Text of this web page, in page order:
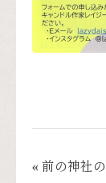
« 前の神社